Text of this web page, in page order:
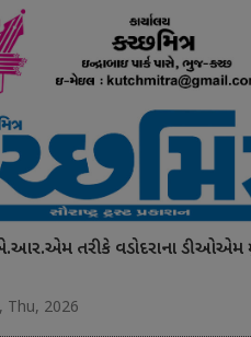
તરીકે વડોદરાના ડીઓએમ
Thu, 2026